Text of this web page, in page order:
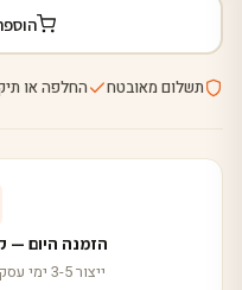
תשלום מאובטח החלפה או
הזמנה היום — קבלו תוך
ייצור 3-5 ימי עסקים + שליחות ישירה לבית